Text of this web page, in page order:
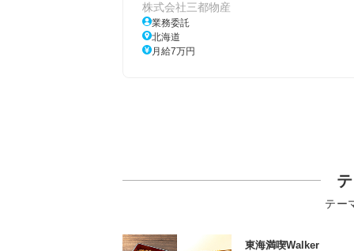
株式会社三都物産
業務委託
北海道
月給7万円
テー
東海満喫Walker